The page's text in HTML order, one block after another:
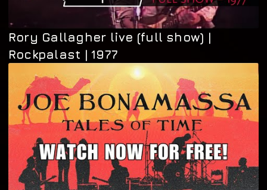
Rory Gallagher live (full show) |
Rockpalast | 1977